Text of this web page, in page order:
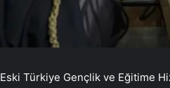
Eski Türkiye Gençlik ve Eğitime